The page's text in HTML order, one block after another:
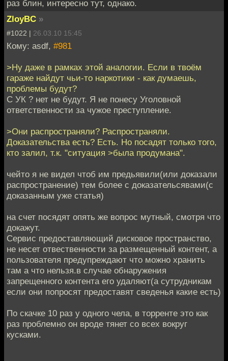
раз блин, интересно тут, однако.
ZloyBC »
#1022 | 26.03.10 15:45
Кому: asdf, #981
>Ну даже в рамках этой аналогии. Если в твоём
гараже найдут чьи-то наркотики - как думаешь,
проблемы будут?
С УК ? нет не будут. Я не понесу Уголовной
ответственности за чужое преступление.
>Они распространяли? Распространяли.
Доказательства есть? Есть. Но посадят только того,
кто залил, т.к. "ситуация >была продумана".
чейто я не видел чтоб им предьявили(или доказали
распространение) тем более с доказательсявами(с
доказанным уже статья)
на счет посядят опять же вопрос мутный, смотря что
докажут.
Сервис предоставляющий дисковое пространство,
не несет отвественности за размещенный контент, а
пользователя предупреждают что можно хранить
там а что нельзя.в случае обнаружения
запрещенного контента его удаляют(а сутрудникам
если они попросят предоставят сведенья какие есть)
По скачке 10 раз у одного чела, в торренте это как
раз проблемно он вроде тянет со всех вокруг
кусками.